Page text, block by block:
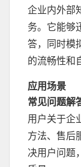
企业内外部
务。它能够
答，同时模
的流畅性和
应用场景
常见问题解
用户关于企
方法、售后
决用户问题